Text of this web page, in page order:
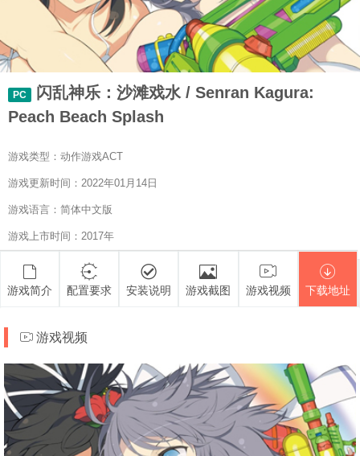
PC
闪乱神乐：沙滩戏水 / Senran Kagura:
Peach Beach Splash
游戏类型：动作游戏ACT
游戏更新时间：2022年01月14日
游戏语言：简体中文版
游戏上市时间：2017年
游戏简介 配置要求 安装说明 游戏截图 游戏视频 下载地址
游戏视频